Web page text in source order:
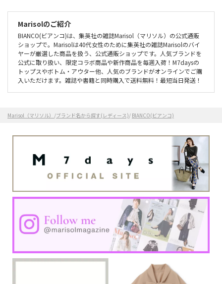
Marisolのご紹介
BIANCO(ビアンコ)は、集英社の雑誌Marisol（マリソル）の公式通販
ショップで。Marisolは40代女性のために集英社の雑誌Marisolのバイ
ヤーが厳選した商品を扱う、公式通販ショップです。人気ブランドを
公式に取り扱い、限定コラボ商品や新作商品を毎週入荷！M7daysの
トップスやボトム・アウター他、人気のブランドがオンラインでご購
入いただけます。雑誌や書籍と同時購入で送料無料！最短当日発送！
Marisol（マリソル） /ブランド名から探す(レディース)/ BIANCO(ビアンコ)